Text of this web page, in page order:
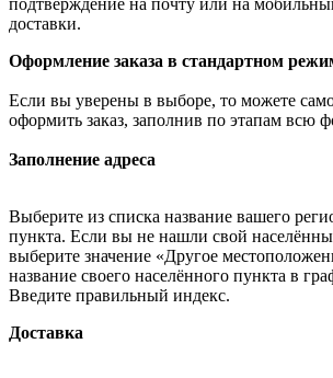
доставки.
Оформление заказа в стандартном
Если вы уверены в выборе, то можете
оформить заказ, заполнив по этапам всю
Заполнение адреса
Выберите из списка название вашего
пункта. Если вы не нашли свой
выберите значение «Другое
название своего населённого пункта в
Введите правильный индекс.
Доставка